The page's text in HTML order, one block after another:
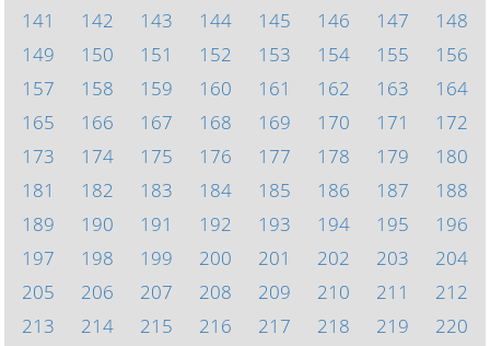
141
142 143 144 145 146 147
148
149
150 151 152 153 154 155
156
157
158 159 160 161 162 163
164
165
166 167 168 169 170 171
172
173
174 175 176 177 178 179
180
181
182 183 184 185 186 187
188
189
190 191 192 193 194 195
196
197
198 199 200 201 202 203
204
205
206 207 208 209 210 211
212
213
214 215 216 217 218 219
220